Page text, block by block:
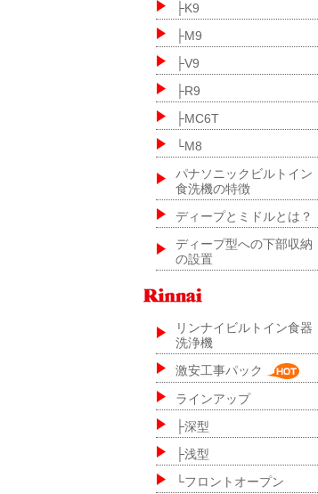
├K9
├M9
├V9
├R9
├MC6T
└M8
パナソニックビルトイン
食洗機の特徴
ディープとミドルとは？
ディープ型への下部収納
の設置
リンナイビルトイン食器
洗浄機
激安工事パック
ラインアップ
├深型
├浅型
└フロントオープン